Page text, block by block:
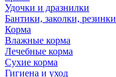
Удочки и дразнилки
Бантики, заколки, резинки
Корма
Влажные корма
Лечебные корма
Сухие корма
Гигиена и уход